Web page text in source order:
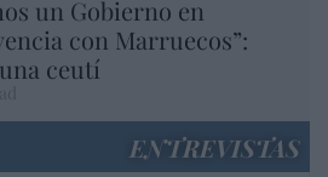
un Gobierno en
con Marruecos”:
ceutí
ENTREVISTAS